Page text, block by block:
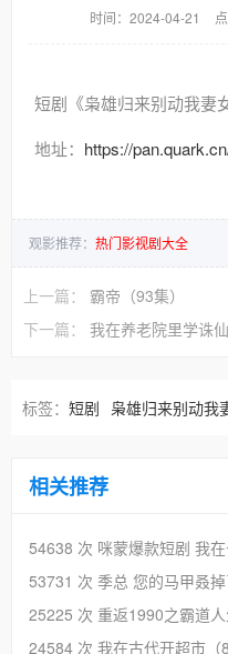
时间：2024-04-21
短剧《枭雄归来别动我妻
地址： https://
观影推荐： 热门影视剧大全
上一篇： 霸帝（93集）
下一篇： 我在养老院里学诛仙
标签： 短剧 枭雄归来别动我
相关推荐
54638 次 咪蒙爆款短剧 我
53731 次 季总 您的马甲叒掉
25225 次 重返1990之霸道人
24584 次 我在古代开超市（